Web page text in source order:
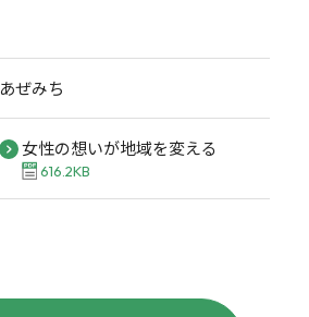
あぜみち
女性の想いが地域を変える
616.2KB